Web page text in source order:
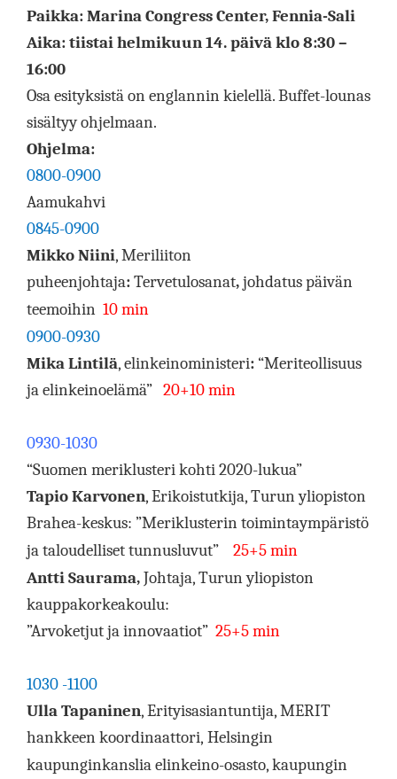
Paikka: Marina Congress Center, Fennia-Sali
Aika: tiistai helmikuun 14. päivä klo 8:30 –
16:00
Osa esityksistä on englannin kielellä. Buffet-lounas
sisältyy ohjelmaan.
Ohjelma:
0800-0900
Aamukahvi
0845-0900
Mikko Niini, Meriliiton
puheenjohtaja:Tervetulosanat,johdatus päivän
teemoihin 10 min
0900-0930
Mika Lintilä, elinkeinoministeri: “Meriteollisuus
ja elinkeinoelämä” 20+10 min
0930-1030
“Suomen meriklusteri kohti 2020-lukua”
Tapio Karvonen, Erikoistutkija, Turun yliopiston
Brahea-keskus: ”Meriklusterin toimintaympäristö
ja taloudelliset tunnusluvut”
25+5 min
Antti Saurama,Johtaja, Turun yliopiston
kauppakorkeakoulu:
”Arvoketjut ja innovaatiot” 25+5 min
1030 -1100
Ulla Tapaninen, Erityisasiantuntija, MERIT
hankkeen koordinaattori, Helsingin
kaupunginkanslia elinkeino-osasto, kaupungin